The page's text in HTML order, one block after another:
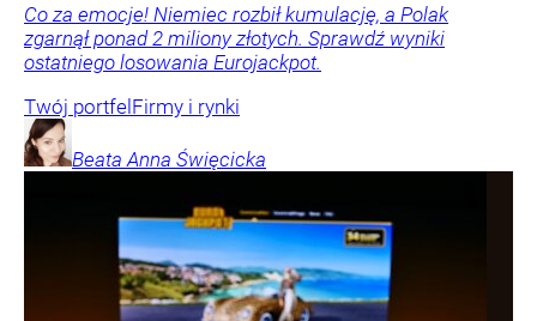
Co za emocje! Niemiec rozbił kumulację, a Polak
zgarnął ponad 2 miliony złotych. Sprawdź wyniki
ostatniego losowania Eurojackpot.
Twój portfelFirmy i rynki
Beata Anna Święcicka